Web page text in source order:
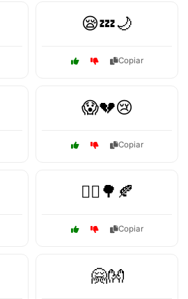
😪💤🌙
Copiar
😱💔😢
Copiar
🚶‍♂️🌳🍂
Copiar
🤗👐